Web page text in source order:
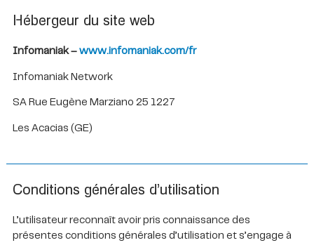
Hébergeur du site web
Infomaniak – www.infomaniak.com/fr
Infomaniak Network
SA Rue Eugène Marziano 25 1227
Les Acacias (GE)
Conditions générales d’utilisation
L’utilisateur reconnaît avoir pris connaissance des
présentes conditions générales d’utilisation et s’engage à